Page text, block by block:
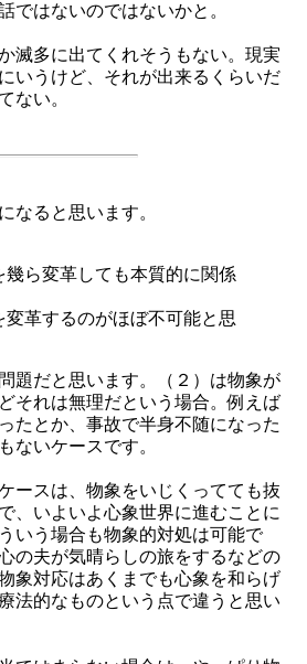
ではないのではないかと。
滅多に出てくれそうもない。現実
いうけど、それが出来るくらいだ
ない。
なると思います。
幾ら変革しても本質的に関係
変革するのがほぼ不可能と思
題だと思います。（２）は物象が
それは無理だという場合。例えば
たとか、事故で半身不随になった
ないケースです。
ースは、物象をいじくってても抜
、いよいよ心象世界に進むことに
いう場合も物象的対処は可能で
の夫が気晴らしの旅をするなどの
象対応はあくまでも心象を和らげ
法的なものという点で違うと思い